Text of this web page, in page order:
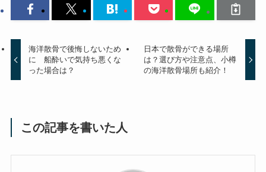
海洋散骨で後悔しないため
に 船酔いで気持ち悪くな
った場合は？
日本で散骨ができる場所
は？選び方や注意点、小樽
の海洋散骨場所も紹介！
この記事を書いた人